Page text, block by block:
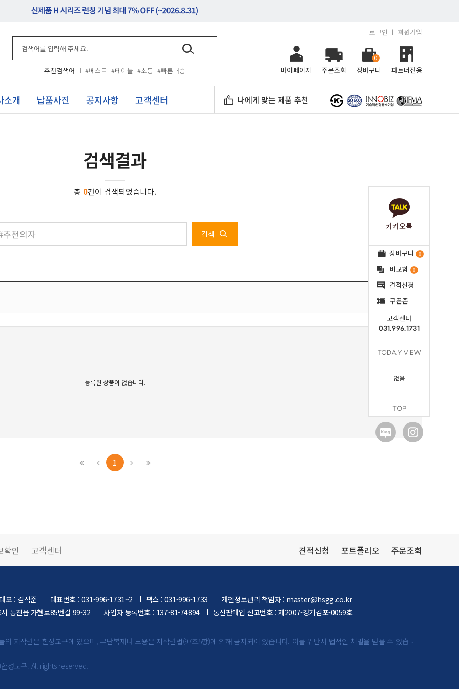
로그인 회원가입
추천검색어 #베스트 #테이블 #초등 #빠른배송 마이페이지 주문조회
0
장바구니 파트너전용
소개 납품사진 공지사항 고객센터 나에게 맞는 제품 추천
검색결과
카카오톡
장바구니 0
비교함 0
견적신청
쿠폰존
고객센터
031.996.1731
TODAY VIEW
없음
TOP
총 0건이 검색되었습니다.
검색
전체해제
등록된 상품이 없습니다.
1
확인 고객센터 견적신청 포트폴리오 주문조회
대표 : 김석준 대표번호 : 031-996-1731~2 팩스 : 031-996-1733 개인정보관리 책임자 : master@hsgg.co.kr
통진읍 가현로85번길 99-32
사업자 등록번호 : 137-81-74894 통신판매업 신고번호 : 제2007-경기김포-0059호
의 저작권은 한성교구에 있으며, 무단복제나 도용은 저작권법(97조5항)에 의해 금지되어 있습니다. 이를 위반시 법적인 처벌을 받을 수 있습니
성교구. All rights reserved.